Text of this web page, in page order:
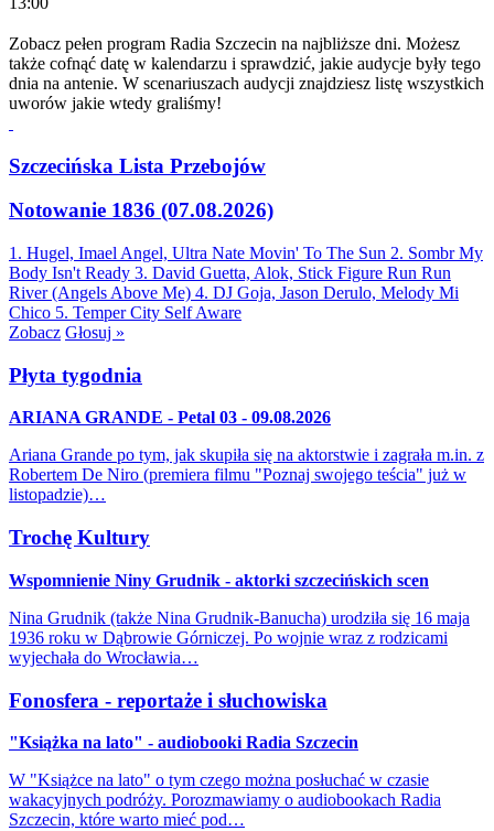
Zobacz pełen program Radia Szczecin na najbliższe dni. Możesz
także cofnąć datę w kalendarzu i sprawdzić, jakie audycje były tego
dnia na antenie. W scenariuszach audycji znajdziesz listę wszystkich
uworów jakie wtedy graliśmy!
Szczecińska Lista Przebojów
Notowanie 1836 (07.08.2026)
1. Hugel, Imael Angel, Ultra Nate Movin' To The Sun 2. Sombr My
Body Isn't Ready 3. David Guetta, Alok, Stick Figure Run Run
River (Angels Above Me) 4. DJ Goja, Jason Derulo, Melody Mi
Chico 5. Temper City Self Aware
Zobacz Głosuj »
Płyta tygodnia
ARIANA GRANDE - Petal 03 - 09.08.2026
Ariana Grande po tym, jak skupiła się na aktorstwie i zagrała m.in. z
Robertem De Niro (premiera filmu "Poznaj swojego teścia" już w
listopadzie)…
Trochę Kultury
Wspomnienie Niny Grudnik - aktorki szczecińskich scen
Nina Grudnik (także Nina Grudnik-Banucha) urodziła się 16 maja
1936 roku w Dąbrowie Górniczej. Po wojnie wraz z rodzicami
wyjechała do Wrocławia…
Fonosfera - reportaże i słuchowiska
"Książka na lato" - audiobooki Radia Szczecin
W "Książce na lato" o tym czego można posłuchać w czasie
wakacyjnych podróży. Porozmawiamy o audiobookach Radia
Szczecin, które warto mieć pod…